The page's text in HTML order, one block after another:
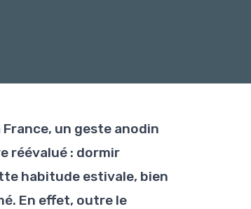
un geste anodin
réévalué : dormir
habitude estivale, bien
En effet, outre le